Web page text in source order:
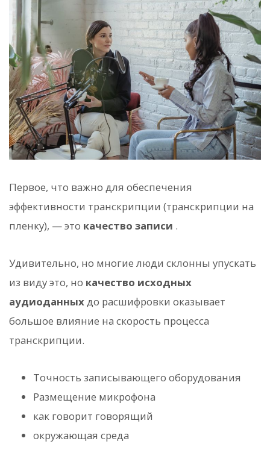
Первое, что важно для обеспечения
эффективности транскрипции (транскрипции на
пленку), — это качество записи .
Удивительно, но многие люди склонны упускать
из виду это, но качество исходных
аудиоданныхдо расшифровки оказывает
большое влияние на скорость процесса
транскрипции.
Точность записывающего оборудования
Размещение микрофона
как говорит говорящий
окружающая среда